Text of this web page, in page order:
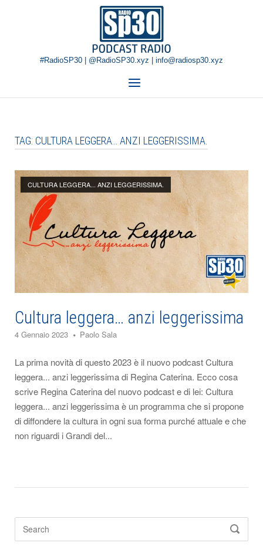
Home
#RadioSP30 | @RadioSP30.xyz | info@radiosp30.xyz
Menu
TAG: CULTURA LEGGERA… ANZI LEGGERISSIMA.
CULTURA LEGGERA... ANZI LEGGERISSIMA.
Open post
Cultura leggera… anzi leggerissima
4 Gennaio 2023 Paolo Sala
La prima novità di questo 2023 è il nuovo podcast Cultura
leggera... anzi leggerissima di Regina Caterina. Ecco cosa
scrive Regina Caterina del nuovo podcast e di lei: Cultura
leggera... anzi leggerissima è un programma che si propone
di diffondere la cultura in ogni sua forma purché attuale e che
non riguardi i Grandi del...
Search